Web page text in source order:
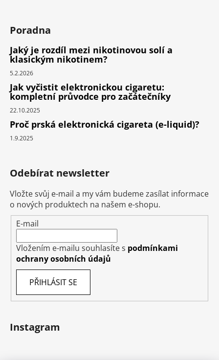
Poradna
Jaký je rozdíl mezi nikotinovou solí a
klasickým nikotinem?
5.2.2026
Jak vyčistit elektronickou cigaretu:
kompletní průvodce pro začátečníky
22.10.2025
Proč prská elektronická cigareta (e-liquid)?
1.9.2025
Odebírat newsletter
Vložte svůj e-mail a my vám budeme zasílat informace
o nových produktech na našem e-shopu.
E-mail
Vložením e-mailu souhlasíte s podmínkami
ochrany osobních údajů
PŘIHLÁSIT SE
Instagram